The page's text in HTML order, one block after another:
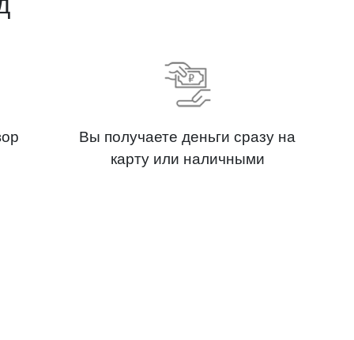
Вы получаете деньги сразу на
карту или наличными